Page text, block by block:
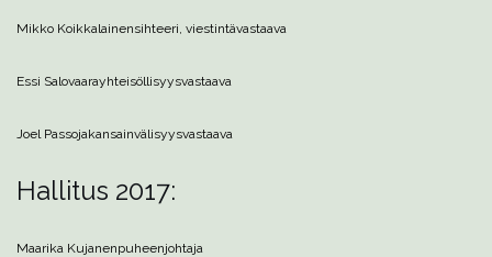
Mikko Koikkalainensihteeri, viestintävastaava
Essi Salovaarayhteisöllisyysvastaava
Joel Passojakansainvälisyysvastaava
Hallitus 2017:
Maarika Kujanenpuheenjohtaja